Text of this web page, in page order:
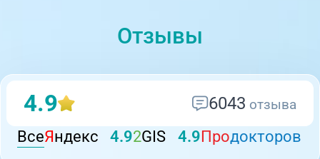
Отзывы
4.9 6043 отзыва
ВсеЯ ндекс 4.92GIS 4.9 Продокторов